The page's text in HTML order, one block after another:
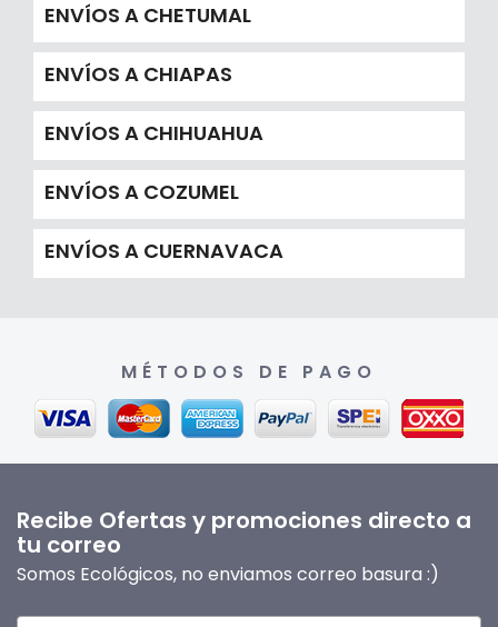
ENVÍOS A CHETUMAL
ENVÍOS A CHIAPAS
ENVÍOS A CHIHUAHUA
ENVÍOS A COZUMEL
ENVÍOS A CUERNAVACA
MÉTODOS DE PAGO
Recibe Ofertas y promociones directo a
tu correo
Somos Ecológicos, no enviamos correo basura :)